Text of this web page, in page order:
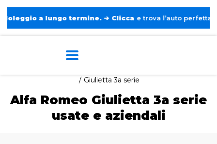
a lungo termine. ➔ Clicca e trova l’auto perfetta
Giulietta 3a serie
Alfa Romeo Giulietta 3a serie
usate e aziendali